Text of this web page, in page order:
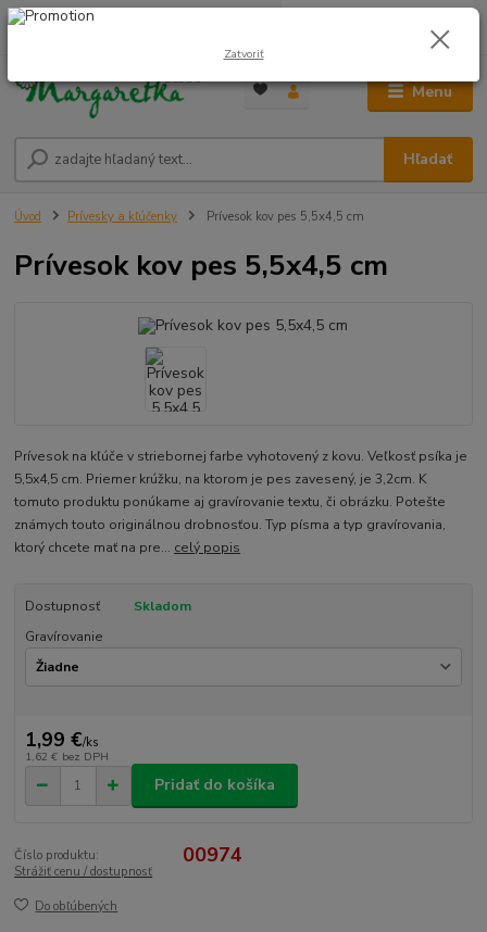
Menu
Hľadať
0948 236 042
0,00 €
Úvod Prívesky a kľúčenky Prívesok kov pes 5,5x4,5 cm
Prívesok kov pes 5,5x4,5 cm
Prívesok na kľúče v striebornej farbe vyhotovený z kovu. Veľkosť psíka je
5,5x4,5 cm. Priemer krúžku, na ktorom je pes zavesený, je 3,2cm. K
tomuto produktu ponúkame aj gravírovanie textu, či obrázku. Potešte
známych touto originálnou drobnosťou. Typ písma a typ gravírovania,
ktorý chcete mať na pre... celý popis
Dostupnosť
Skladom
Gravírovanie
1,99 €/ks
1,62 € bez DPH
Pridať do košíka
Číslo produktu: 00974
Strážiť cenu / dostupnosť
Do obľúbených
Zatvoriť